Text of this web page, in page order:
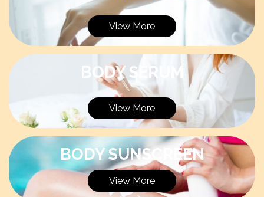
View More
BODY SERUM
View More
BODY SUNSCREEN
View More